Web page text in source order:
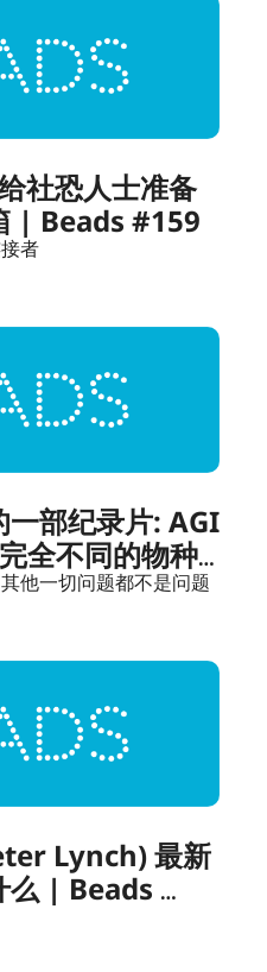
社恐人士准备
| Beads #159
者
部纪录片: AGI
全不同的物种
汇总
他一切问题都不是问题
Lynch) 最新
么 | Beads